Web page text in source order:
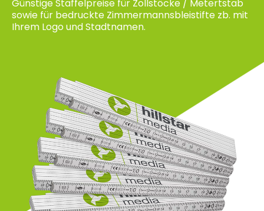
Günstige Staffelpreise für Zollstöcke / Metertstab
sowie für bedruckte Zimmermannsbleistifte zb. mit
Ihrem Logo und Stadtnamen.